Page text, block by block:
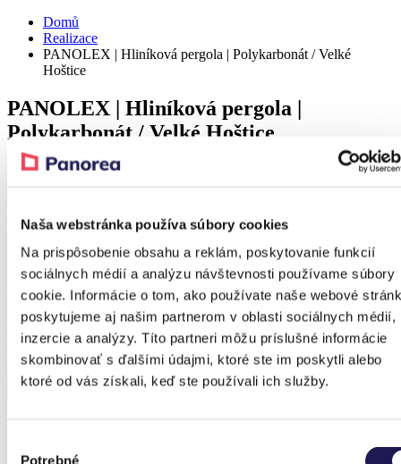
Naša webstránka používa súbory cookies
Na prispôsobenie obsahu a reklám, poskytovanie funkcií
sociálnych médií a analýzu návštevnosti používame súbory
cookie. Informácie o tom, ako používate naše webové
poskytujeme aj našim partnerom v oblasti sociálnych médií,
inzercie a analýzy. Títo partneri môžu príslušné informácie
skombinovať s ďalšími údajmi, ktoré ste im poskytli alebo
ktoré od vás získali, keď ste používali ich služby.
Potrebné
Domů
Realizace
PANOLEX | Hliníková pergola | Polykarbonát / Velké
Hoštice
PANOLEX | Hliníková pergola |
Polykarbonát / Velké Hoštice
Detail
Produkt z realizace
Sleva 38 %
PANOLEX
Hliníková pergola
Polykarbonát
Od57 509,69Kč Od35 942,12Kč